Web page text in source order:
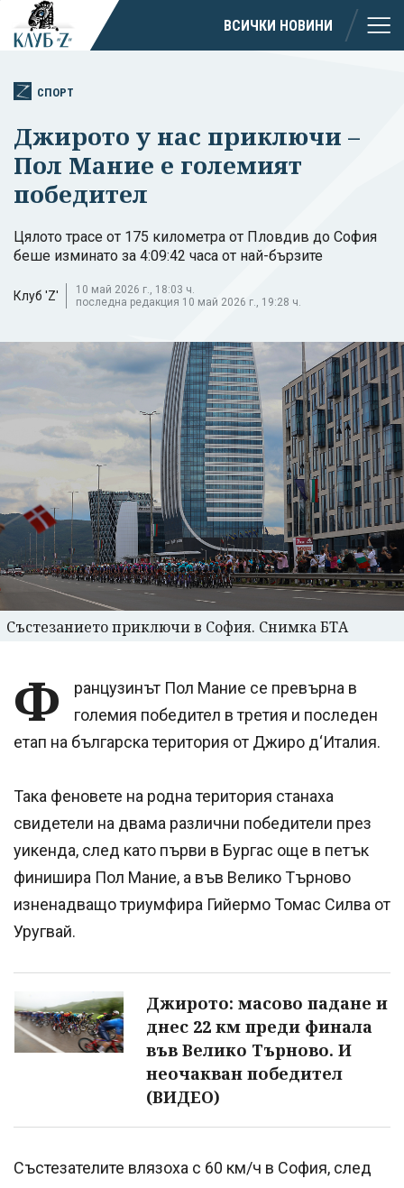
ВСИЧКИ НОВИНИ
СПОРТ
Джирото у нас приключи –
Пол Мание е големият
победител
Цялото трасе от 175 километра от Пловдив до София
беше изминато за 4:09:42 часа от най-бързите
Клуб 'Z'
10 май 2026 г., 18:03 ч.
последна редакция 10 май 2026 г., 19:28 ч.
Състезанието приключи в София. Снимка БТА
Ф
ранцузинът Пол Мание се превърна в
големия победител в третия и последен
етап на българска територия от Джиро д‘Италия.
Така феновете на родна територия станаха
свидетели на двама различни победители през
уикенда, след като първи в Бургас още в петък
финишира Пол Мание, а във Велико Търново
изненадващо триумфира Гийермо Томас Силва от
Уругвай.
Джирото: масово падане и
днес 22 км преди финала
във Велико Търново. И
неочакван победител
(ВИДЕО)
Състезателите влязоха с 60 км/ч в София, след